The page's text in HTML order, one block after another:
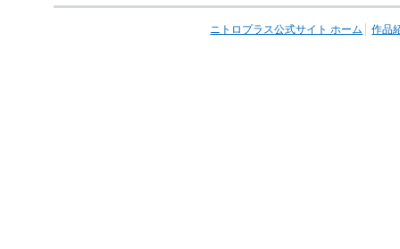
ニトロプラス公式サイト ホーム 作品